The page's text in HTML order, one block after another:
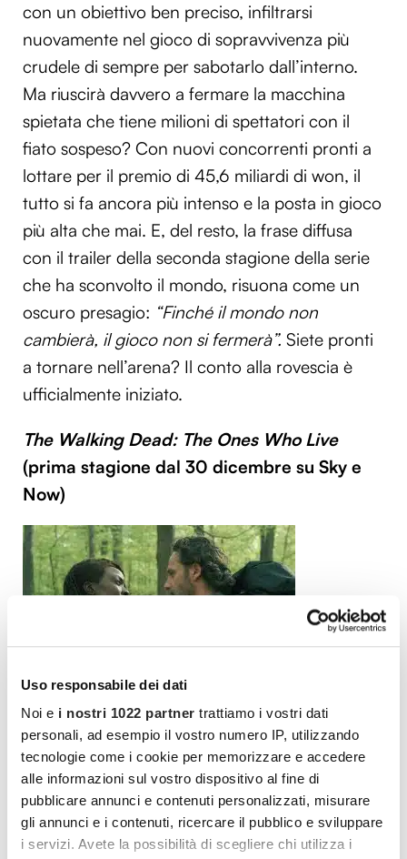
Uso responsabile dei dati
Noi e i nostri 1022 partner trattiamo i vostri dati
personali, ad esempio il vostro numero IP, utilizzando
tecnologie come i cookie per memorizzare e accedere
alle informazioni sul vostro dispositivo al fine di
pubblicare annunci e contenuti personalizzati, misurare
gli annunci e i contenuti, ricercare il pubblico e sviluppare
i servizi. Avete la possibilità di scegliere chi utilizza i
con un obiettivo ben preciso, infiltrarsi
nuovamente nel gioco di sopravvivenza più
crudele di sempre per sabotarlo dall’interno.
Ma riuscirà davvero a fermare la macchina
spietata che tiene milioni di spettatori con il
fiato sospeso? Con nuovi concorrenti pronti a
lottare per il premio di 45,6 miliardi di won, il
tutto si fa ancora più intenso e la posta in gioco
più alta che mai. E, del resto, la frase diffusa
con il trailer della seconda stagione della serie
che ha sconvolto il mondo, risuona come un
oscuro presagio: “Finché il mondo non
cambierà, il gioco non si fermerà”. Siete pronti
a tornare nell’arena? Il conto alla rovescia è
ufficialmente iniziato.
The Walking Dead: The Ones Who Live
(prima stagione dal 30 dicembre su Sky e
Now)
Il regalo di Natale per tutti gli appassionati di
zombie&co e della serie che meglio in assoluto
li ha raccontati è l’ultimo degli spin off diThe
Walking Dead, quello incentrato sui personaggi
di Rick Grimes e di Michonne, innamorati e